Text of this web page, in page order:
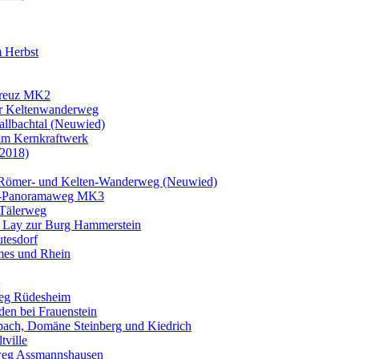
Herbst
MK2
Keltenwanderweg
(Neuwied)
Kernkraftwerk
und Kelten-Wanderweg (Neuwied)
MK3
zur Burg Hammerstein
und Rhein
Rüdesheim
bei Frauenstein
Domäne Steinberg und Kiedrich
Assmannshausen